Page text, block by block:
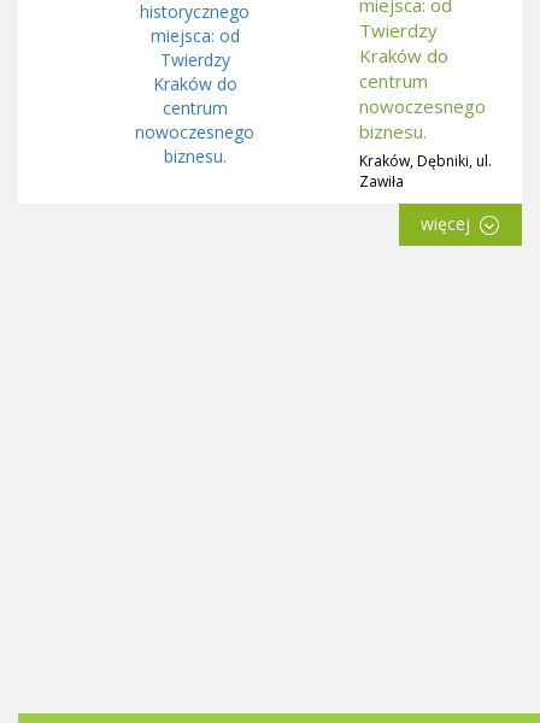
Twierdzy
Kraków do
centrum
nowoczesnego
biznesu.
Kraków, Dębniki, ul.
Zawiła
więcej